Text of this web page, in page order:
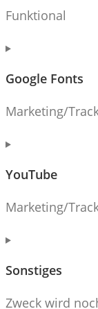
Funktional
Consent
service
security-
spam
Google Fonts
Marketing/
Consent
service
fonts
YouTube
Marketing/
Consent
service
Sonstiges
Zweck wird